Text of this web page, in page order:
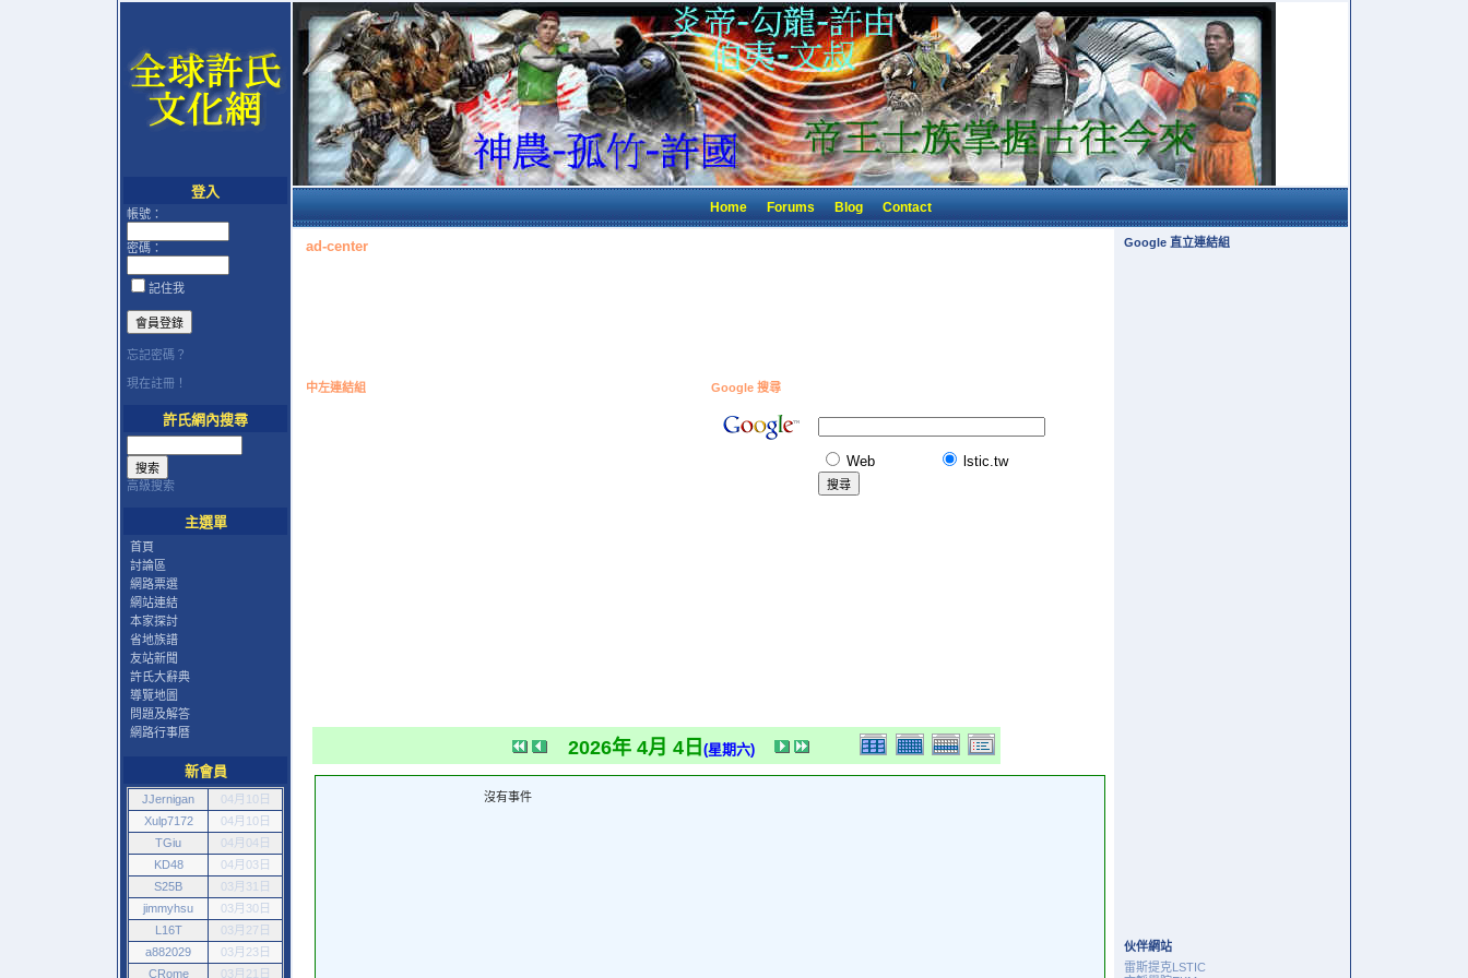
登入
帳號：
密碼：
記住我
忘記密碼？
現在註冊！
許氏網內搜尋
高級搜索
主選單
首頁
討論區
網路票選
網站連結
本家探討
省地族譜
友站新聞
許氏大辭典
導覽地圖
問題及解答
網路行事曆
新會員
JJernigan
04月10日
Xulp7172
04月10日
TGiu
04月04日
KD48
04月03日
S25B
03月31日
jimmyhsu
03月30日
L16T
03月27日
a882029
03月23日
CRome
03月21日
Home Forums Blog Contact
ad-center
中左連結組 Google 搜尋
Web lstic.tw
2026年 4月 4日 (星期六)
沒有事件
Google 直立連結組
伙伴網站
雷斯提克LSTIC